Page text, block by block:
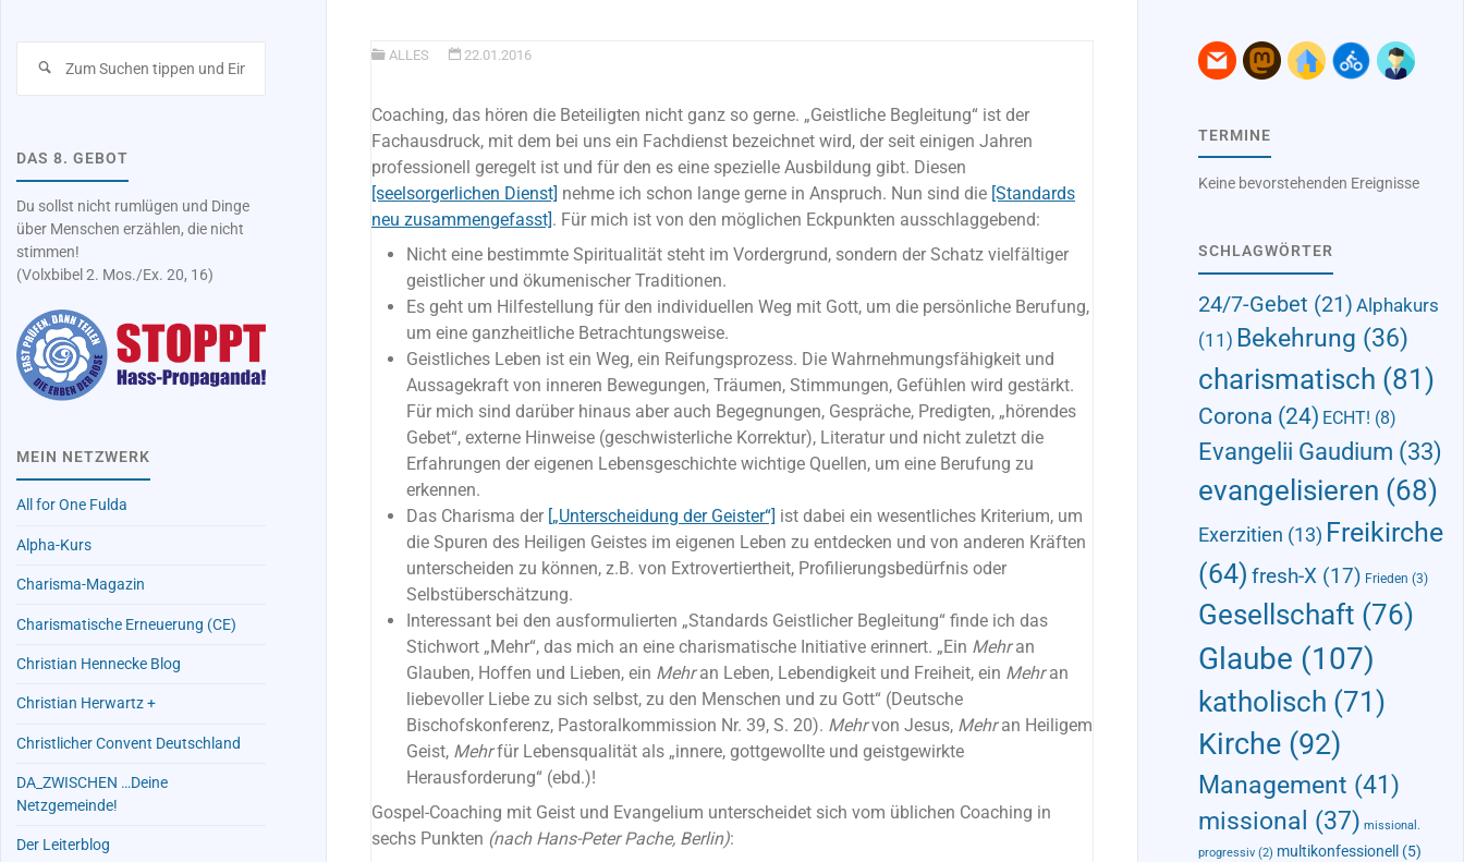
ALLES 22.01.2016
Coaching, das hören die Beteiligten nicht ganz so gerne. „Geistliche Begleitung“ ist der
Fachausdruck, mit dem bei uns ein Fachdienst bezeichnet wird, der seit einigen Jahren
professionell geregelt ist und für den es eine spezielle Ausbildung gibt. Diesen
[seelsorgerlichen Dienst] nehme ich schon lange gerne in Anspruch. Nun sind die [Standards
neu zusammengefasst]. Für mich ist von den möglichen Eckpunkten ausschlaggebend:
Nicht eine bestimmte Spiritualität steht im Vordergrund, sondern der Schatz vielfältiger
geistlicher und ökumenischer Traditionen.
Es geht um Hilfestellung für den individuellen Weg mit Gott, um die persönliche Berufung,
um eine ganzheitliche Betrachtungsweise.
Geistliches Leben ist ein Weg, ein Reifungsprozess. Die Wahrnehmungsfähigkeit und
Aussagekraft von inneren Bewegungen, Träumen, Stimmungen, Gefühlen wird gestärkt.
Für mich sind darüber hinaus aber auch Begegnungen, Gespräche, Predigten, „hörendes
Gebet“, externe Hinweise (geschwisterliche Korrektur), Literatur und nicht zuletzt die
Erfahrungen der eigenen Lebensgeschichte wichtige Quellen, um eine Berufung zu
erkennen.
Das Charisma der [„Unterscheidung der Geister“] ist dabei ein wesentliches Kriterium, um
die Spuren des Heiligen Geistes im eigenen Leben zu entdecken und von anderen Kräften
unterscheiden zu können, z.B. von Extrovertiertheit, Profilierungsbedürfnis oder
Selbstüberschätzung.
Interessant bei den ausformulierten „Standards Geistlicher Begleitung“ finde ich das
Stichwort „Mehr“, das mich an eine charismatische Initiative erinnert. „Ein Mehran
Glauben, Hoffen und Lieben, ein Mehran Leben, Lebendigkeit und Freiheit, ein Mehran
liebevoller Liebe zu sich selbst, zu den Menschen und zu Gott“ (Deutsche
Bischofskonferenz, Pastoralkommission Nr. 39, S. 20). Mehrvon Jesus, Mehran Heiligem
Geist, Mehrfür Lebensqualität als „innere, gottgewollte und geistgewirkte
Herausforderung“ (ebd.)!
Gospel-Coaching mit Geist und Evangelium unterscheidet sich vom üblichen Coaching in
sechs Punkten (nach Hans-Peter Pache, Berlin):
DAS 8. GEBOT
Du sollst nicht rumlügen und Dinge
über Menschen erzählen, die nicht
stimmen!
(Volxbibel 2. Mos./Ex. 20, 16)
MEIN NETZWERK
All for One Fulda
Alpha-Kurs
Charisma-Magazin
Charismatische Erneuerung (CE)
Christian Hennecke Blog
Christian Herwartz +
Christlicher Convent Deutschland
DA_ZWISCHEN …Deine
Netzgemeinde!
Der Leiterblog
TERMINE
Keine bevorstehenden Ereignisse
SCHLAGWÖRTER
24/7-Gebet (21) Alphakurs
(11) Bekehrung (36)
charismatisch (81)
Corona(24) ECHT! (8)
Evangelii Gaudium (33)
evangelisieren (68)
Exerzitien (13) Freikirche
(64) fresh-X(17) Frieden (3)
Gesellschaft (76)
Glaube (107)
katholisch (71)
Kirche(92)
Management (41)
missional (37) missional.
progressiv(2) multikonfessionell (5)